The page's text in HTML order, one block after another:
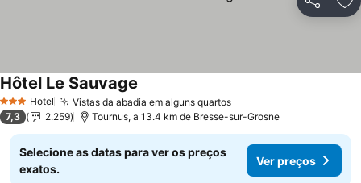
Partilhar
3 EstrelasHotel Vistas da abadia em alguns quartos
Hôtel Le Sauvage
7,3 2.259 Tournus, a 13.4 km de Bresse-sur-Grosne
Selecione as datas para ver os preços
exatos.
Ver preços